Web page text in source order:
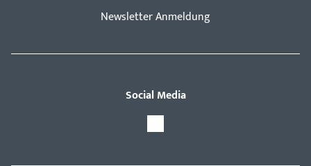
Newsletter Anmeldung
Social Media